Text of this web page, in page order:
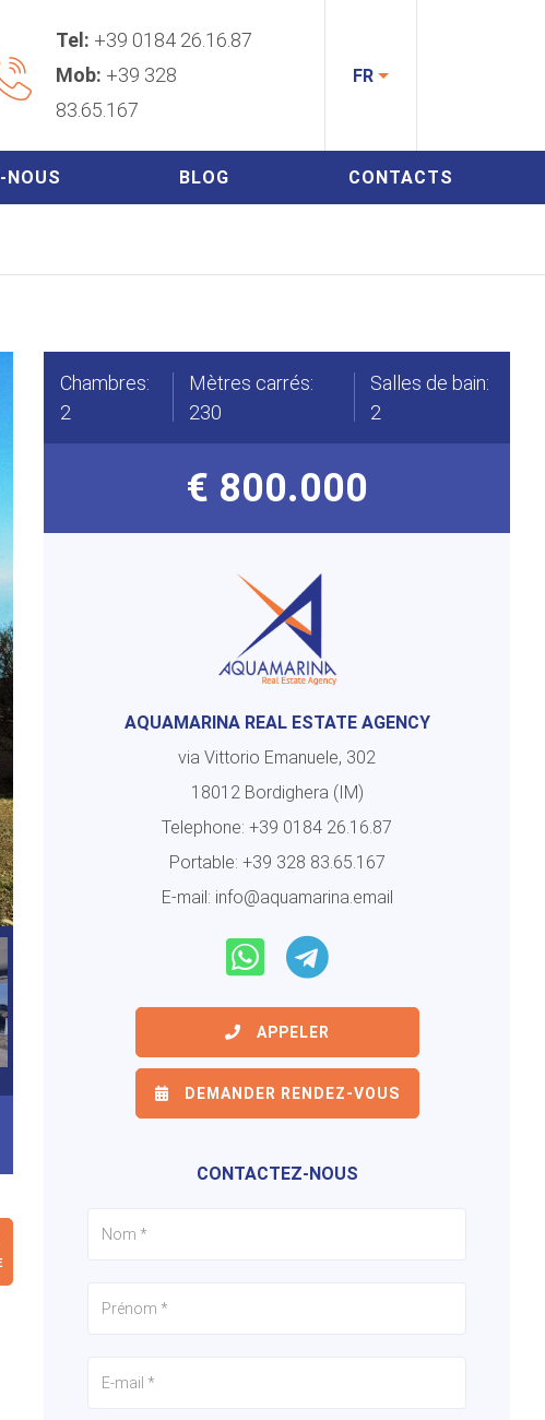
Tel: +39 0184 26.16.87
Mob: +39 328
83.65.167
FR
NOUS BLOG CONTACTS
8/22
Chambres:
2
Mètres carrés:
230
Salles de bain:
2
€ 800.000
AQUAMARINA REAL ESTATE AGENCY
via Vittorio Emanuele, 302
18012 Bordighera (IM)
Telephone: +39 0184 26.16.87
Portable: +39 328 83.65.167
E-mail: info@aquamarina.email
APPELER
DEMANDER RENDEZ-VOUS
CONTACTEZ-NOUS